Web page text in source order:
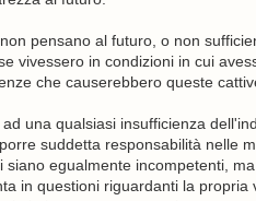
pensano al futuro, o non
vivessero in condizioni in cui
che causerebbero queste
una qualsiasi insufficienza
suddetta responsabilità nelle
siano egualmente incompetenti,
in questioni riguardanti la